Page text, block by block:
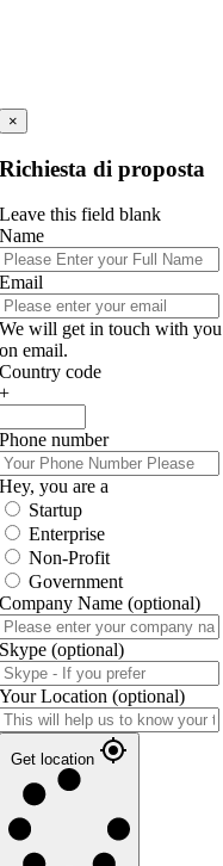
×
Richiesta di proposta
Leave this field blank
Name
Email
We will get in touch with
on email.
Country code
+
Phone number
Hey, you are a
Startup
Enterprise
Non-Profit
Government
Company Name (optional)
Skype (optional)
Your Location (optional)
Get location